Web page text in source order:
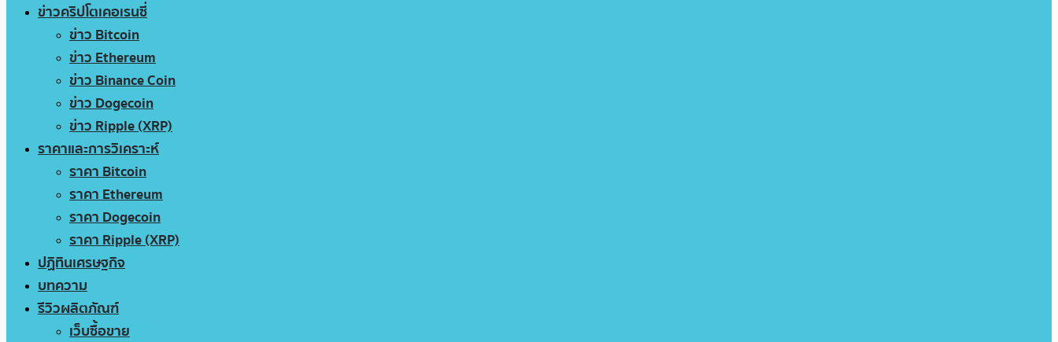
ข่าวคริปโตเคอเรนซี่
ข่าว Bitcoin
ข่าว Ethereum
ข่าว Binance Coin
ข่าว Dogecoin
ข่าว Ripple (XRP)
ราคาและการวิเคราะห์
ราคา Bitcoin
ราคา Ethereum
ราคา Dogecoin
ราคา Ripple (XRP)
ปฏิทินเศรษฐกิจ
บทความ
รีวิวผลิตภัณฑ์
เว็บซื้อขาย